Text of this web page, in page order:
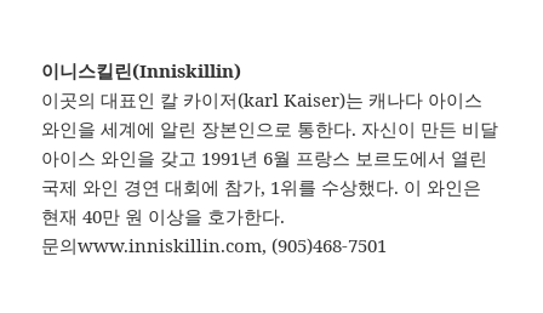
이니스킬린(Inniskillin)
이곳의 대표인 칼 카이저(karl Kaiser)는 캐나다 아이스
와인을 세계에 알린 장본인으로 통한다. 자신이 만든 비달
아이스 와인을 갖고 1991년 6월 프랑스 보르도에서 열린
국제 와인 경연 대회에 참가, 1위를 수상했다. 이 와인은
현재 40만 원 이상을 호가한다.
문의www.inniskillin.com, (905)468-7501